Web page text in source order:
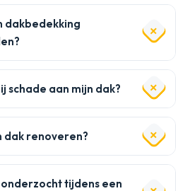
dakbedekking
schade aan mijn dak?
dak renoveren?
tijdens een